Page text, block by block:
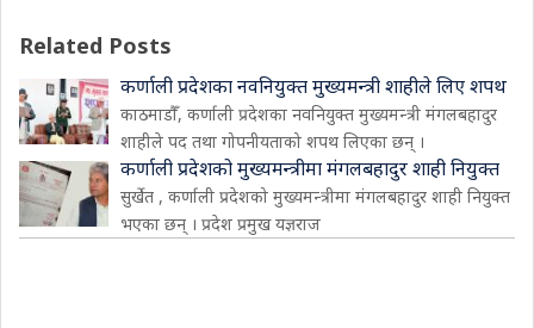
Related Posts
कर्णाली प्रदेशका नवनियुक्त मुख्यमन्त्री शाहीले लिए शपथ
काठमाडौँ, कर्णाली प्रदेशका नवनियुक्त मुख्यमन्त्री मंगलबहादुर
शाहीले पद तथा गोपनीयताको शपथ लिएका छन् ।
कर्णाली प्रदेशको मुख्यमन्त्रीमा मंगलबहादुर शाही नियुक्त
सुर्खेत , कर्णाली प्रदेशको मुख्यमन्त्रीमा मंगलबहादुर शाही नियुक्त
भएका छन् । प्रदेश प्रमुख यज्ञराज